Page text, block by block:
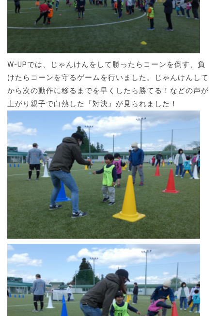
W-UPでは、じゃんけんをして勝ったらコーンを倒す、負
けたらコーンを守るゲームを行いました。じゃんけんして
から次の動作に移るまでを早くしたら勝てる！などの声が
上がり親子で白熱した『対決』が見られました！